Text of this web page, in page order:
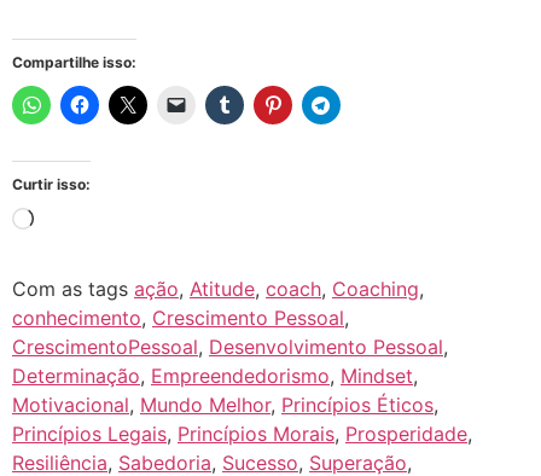
Compartilhe isso:
Curtir isso:
Com as tags ação, Atitude, coach, Coaching,
conhecimento, Crescimento Pessoal,
CrescimentoPessoal, Desenvolvimento Pessoal,
Determinação, Empreendedorismo, Mindset,
Motivacional, Mundo Melhor, Princípios Éticos,
Princípios Legais, Princípios Morais, Prosperidade,
Resiliência, Sabedoria, Sucesso, Superação,